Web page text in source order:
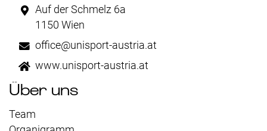
Auf der Schmelz 6a
1150 Wien
office@unisport-austria.at
www.unisport-austria.at
Über uns
Team